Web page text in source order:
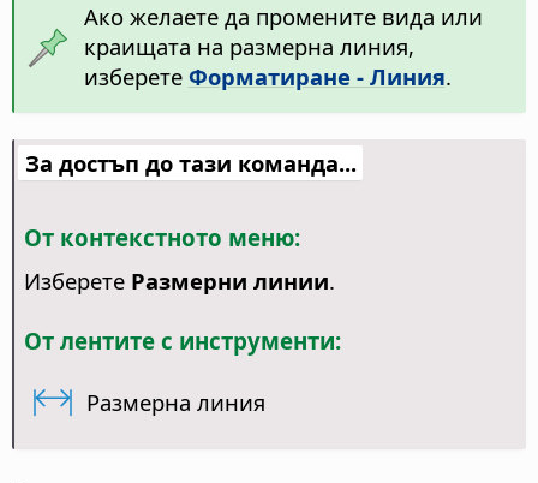
Ако желаете да промените вида или
краищата на размерна линия,
изберете Форматиране - Линия.
За достъп до тази команда...
От контекстното меню:
Изберете Размерни линии.
От лентите с инструменти:
Размерна линия